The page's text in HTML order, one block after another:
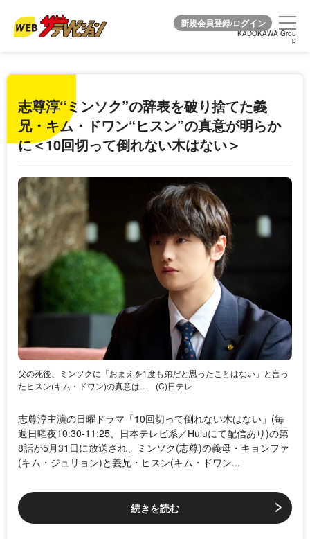
KADOKAWA Grou
p
KADOKAWA Grou
p
志尊淳“ミンソク”の辞表を破り捨てた義
兄・キム・ドワン“ヒスン”の真意が明らか
に＜10回切って倒れない木はない＞
父の死後、ミンソクに「おまえを1度も弟だと思ったことはない」と言っ
たヒスン(キム・ドワン)の真意は…
(C)日テレ
志尊淳主演の日曜ドラマ「10回切って倒れない木はない」(毎
週日曜夜10:30-11:25、日本テレビ系／Huluにて配信あり)の第
8話が5月31日に放送され、ミンソク(志尊)の義母・キョンファ
(キム・ジュリョン)と義兄・ヒスン(キム・ドワン...
続きを読む